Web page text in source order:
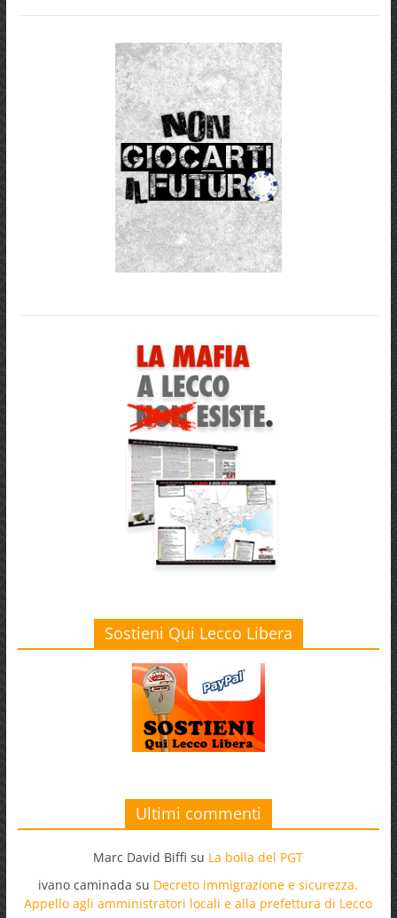
Sostieni Qui Lecco Libera
Ultimi commenti
Marc David Biffi su La bolla del PGT
ivano caminada su Decreto immigrazione e sicurezza.
Appello agli amministratori locali e alla prefettura di Lecco